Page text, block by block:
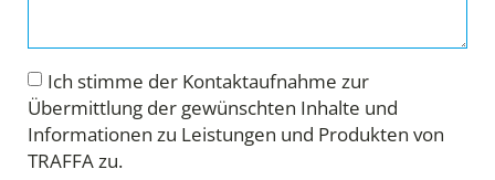
Ich stimme der Kontaktaufnahme zur
Übermittlung der gewünschten Inhalte und
Informationen zu Leistungen und Produkten von
TRAFFA zu.